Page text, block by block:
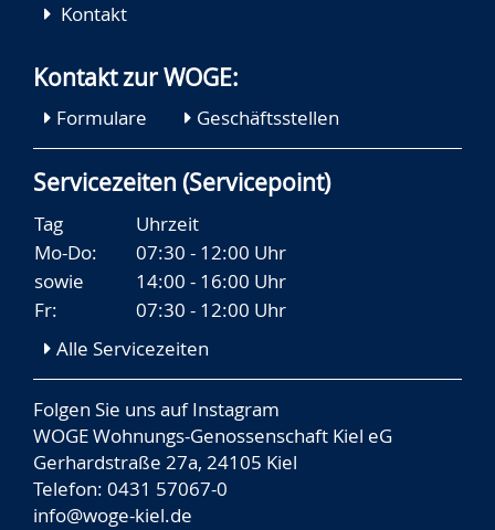
Kontakt
Kontakt zur WOGE:
Formulare Geschäftsstellen
Servicezeiten (Servicepoint)
Tag
Uhrzeit
Mo-Do:
07:30 - 12:00 Uhr
sowie
14:00 - 16:00 Uhr
Fr:
07:30 - 12:00 Uhr
Alle Servicezeiten
Folgen Sie uns aufInstagram
WOGE Wohnungs-Genossenschaft Kiel eG
Gerhardstraße 27a, 24105 Kiel
Telefon: 0431 57067-0
info@woge-kiel.de